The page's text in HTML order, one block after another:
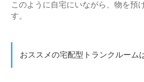
このように自宅にいながら、物を預
す。
おススメの宅配型トランクルーム